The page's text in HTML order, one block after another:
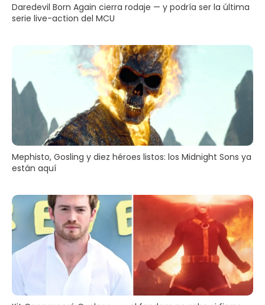
Daredevil Born Again cierra rodaje — y podría ser la última
serie live-action del MCU
Mephisto, Gosling y diez héroes listos: los Midnight Sons ya
están aquí